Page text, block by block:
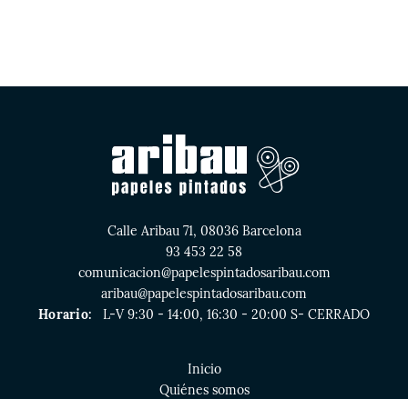
Calle Aribau 71, 08036 Barcelona
93 453 22 58
comunicacion@papelespintadosaribau.com
aribau@papelespintadosaribau.com
Horario:
L-V 9:30 - 14:00, 16:30 - 20:00 S- CERRADO
Inicio
Quiénes somos